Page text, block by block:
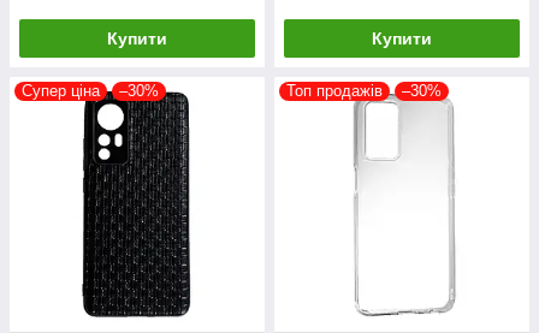
Купити Купити
Супер ціна –30% Топ продажів –30%